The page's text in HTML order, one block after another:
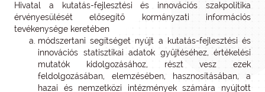
Hivatal a kutatás-fejlesztési és innovációs szakpolitika
érvényesülését elősegítő kormányzati információs
tevékenysége keretében
módszertani segítséget nyújt a kutatás-fejlesztési és
innovációs statisztikai adatok gyűjtéséhez, értékelési
mutatók kidolgozásához, részt vesz ezek
feldolgozásában, elemzésében, hasznosításában, a
hazai és nemzetközi intézmények számára nyújtott